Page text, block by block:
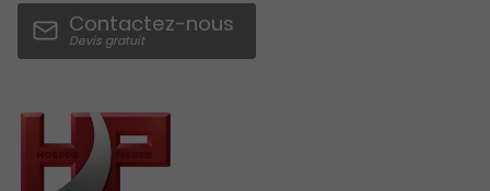
Contactez-nous